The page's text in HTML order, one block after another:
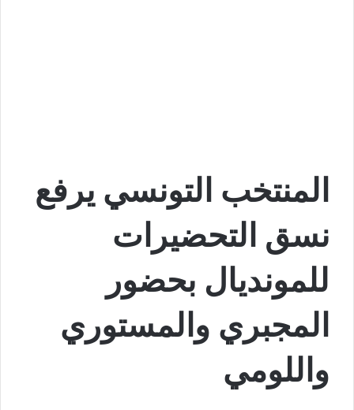
المنتخب التونسي يرفع
نسق التحضيرات
للمونديال بحضور
المجبري والمستوري
واللومي